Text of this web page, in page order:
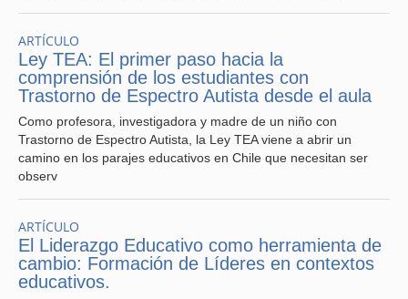
Es imprescindible fortalecer los procesos de formación
directiva, entregar autonomía real con responsabilidades
claras, y construir liderazgos compartidos que involucren
a estudiantes, familias, docentes y actores territoriales.
En palabras de Andy Hargreaves y Michael Fullan (2012),
“El liderazgo eficaz es aquel que construye capacidad
colectiva, y no sólo autoridad individual”. Este tipo de
liderazgo es el que puede sostener transformaciones
profundas en los liceos públicos.
Excelencia como justicia educativa
ARTÍCULO
Ley TEA: El primer paso hacia la
comprensión de los estudiantes con
Trastorno de Espectro Autista desde el aula
Como profesora, investigadora y madre de un niño con
Trastorno de Espectro Autista, la Ley TEA viene a abrir un
camino en los parajes educativos en Chile que necesitan ser
observ
ARTÍCULO
El Liderazgo Educativo como herramienta de
cambio: Formación de Líderes en contextos
educativos.